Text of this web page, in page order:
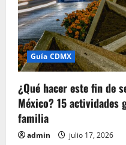
Guía CDMX
¿Qué hacer este fin de
México? 15
familia
admin julio 17, 2026